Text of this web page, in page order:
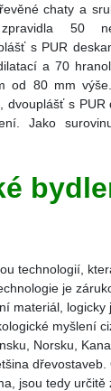
chaty a
zpravidla 50
s PUR
a 70
od 80 mm
dvouplášť s PUR
Jako
technologií,
je
materiál,
myšlení
Norsku,
dřevostaveb.
jsou tedy určitě